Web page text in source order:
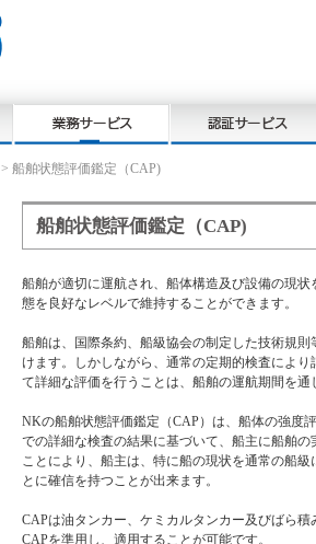
> 船舶状態評価鑑定（CAP)
船舶状態評価鑑定（CAP)
船舶が適切に運航され、船体構造及び設備の現
態を良好なレベルで維持することができます。
船舶は、国際条約、船級協会の制定した技術規
けます。しかしながら、通常の定期的検査によ
て詳細な評価を行うことは、船舶の運航期間を
NKの船舶状態評価鑑定（CAP）は、船体の強度
での詳細な検査の結果に基づいて、船主に船舶
ことにより、船主は、特に船の現状を通常の船
とに確信を持つことが出来ます。
CAPは油タンカー、ケミカルタンカー及びばら
CAPを準用し、適用することが可能です。